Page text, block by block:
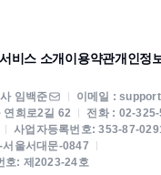
서비스 소개 이용약관개인정
임백준
이메일 :
연희로2길 62
전화 : 02-
사업자등록번호: 353-87-
울서대문-0847
호: 제2023-24호